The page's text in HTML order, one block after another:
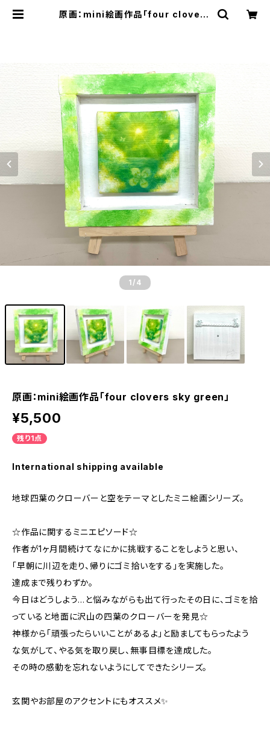
原画：mini絵画作品「four clovers
1 /4
原画：mini絵画作品「four clovers sky green」
¥5,500
残り1点
International shipping available
地球四葉のクローバーと空をテーマとしたミニ絵画シリーズ。
☆作品に関するミニエピソード☆
作者が1ヶ月間続けてなにかに挑戦することをしようと思い、
「早朝に川辺を走り、帰りにゴミ拾いをする」を実施した。
達成まで残りわずか。
今日はどうしよう…と悩みながらも出て行ったその日に、ゴミを拾
っていると地面に沢山の四葉のクローバーを発見☆
神様から「頑張ったらいいことがあるよ」と励ましてもらったよう
な気がして、やる気を取り戻し、無事目標を達成した。
その時の感動を忘れないようにしてできたシリーズ。
玄関やお部屋のアクセントにもオススメ✨